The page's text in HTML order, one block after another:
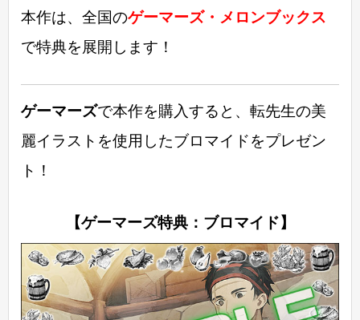
本作は、全国のゲーマーズ・メロンブックス
で特典を展開します！
ゲーマーズで本作を購入すると、転先生の美
麗イラストを使用したブロマイドをプレゼン
ト！
【ゲーマーズ特典：ブロマイド】